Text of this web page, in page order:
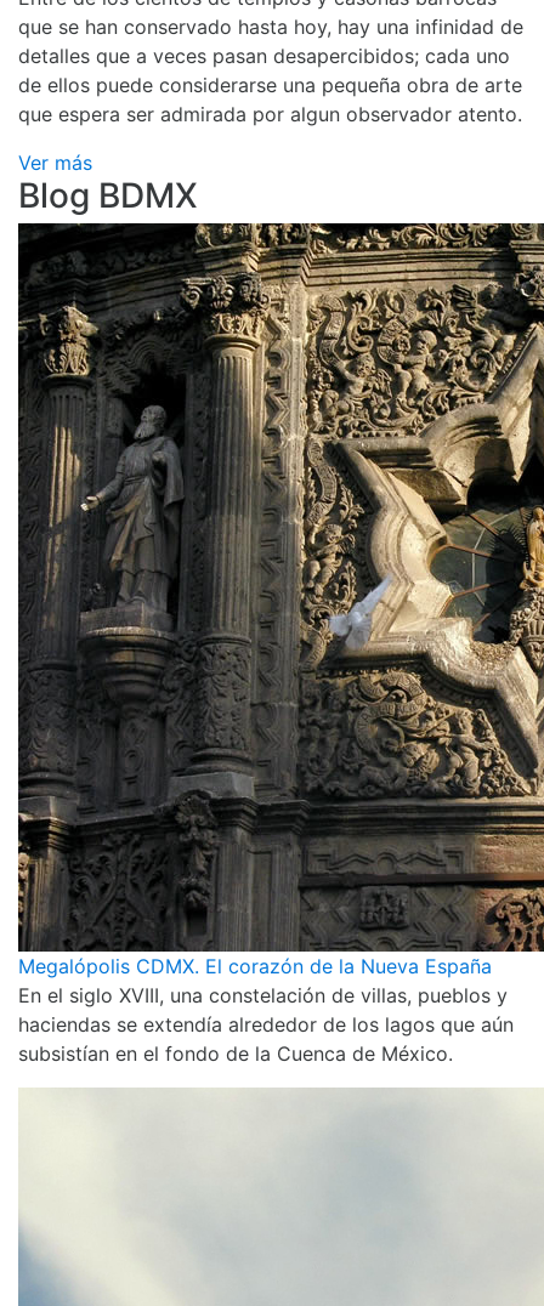
que se han conservado hasta hoy, hay una infinidad de
detalles que a veces pasan desapercibidos; cada uno
de ellos puede considerarse una pequeña obra de arte
que espera ser admirada por algun observador atento.
Ver más
Blog BDMX
Megalópolis CDMX. El corazón de la Nueva España
En el siglo XVIII, una constelación de villas, pueblos y
haciendas se extendía alrededor de los lagos que aún
subsistían en el fondo de la Cuenca de México.